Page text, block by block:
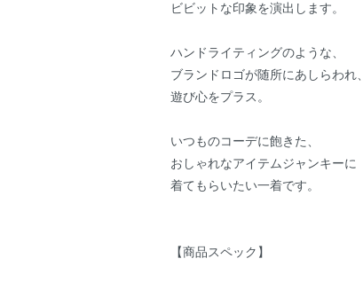
ビビットな印象を演出します。
ハンドライティングのような、
ブランドロゴが随所にあしらわれ、
遊び心をプラス。
いつものコーデに飽きた、
おしゃれなアイテムジャンキーに
着てもらいたい一着です。
【商品スペック】